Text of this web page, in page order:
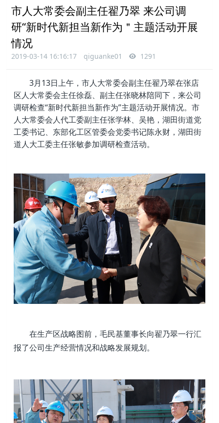
市人大常委会副主任翟乃翠 来公司调
研“新时代新担当新作为＂主题活动开展
情况
2019-03-14 16:16:17 qiguanke01 1291
3月13日上午，市人大常委会副主任翟乃翠在张店
区人大常委会主任徐磊、副主任张晓林陪同下，来公司
调研检查“新时代新担当新作为”主题活动开展情况。市
人大常委会人代工委副主任张学林、吴艳，湖田街道党
工委书记、东部化工区管委会党委书记陈永财，湖田街
道人大工委主任张敏参加调研检查活动。
在生产区战略图前，毛民基董事长向翟乃翠一行汇
报了公司生产经营情况和战略发展规划。